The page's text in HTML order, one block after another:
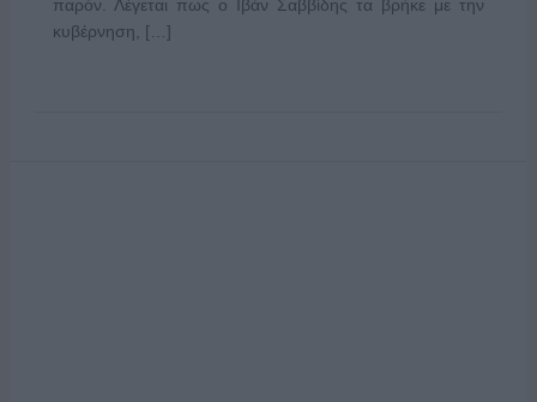
παρόν. Λέγεται πως ο Ιβάν Σαββίδης τα βρήκε με την
κυβέρνηση, […]